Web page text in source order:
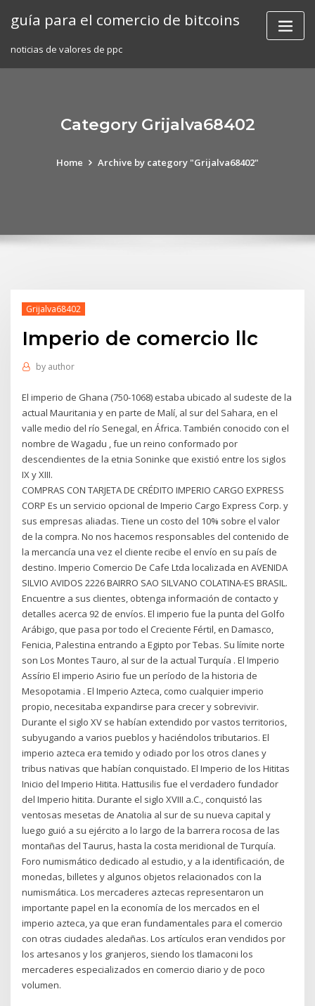
guía para el comercio de bitcoins
noticias de valores de ppc
Category Grijalva68402
Home Archive by category "Grijalva68402"
Grijalva68402
Imperio de comercio llc
by author
El imperio de Ghana (750-1068) estaba ubicado al sudeste de la
actual Mauritania y en parte de Malí, al sur del Sahara, en el
valle medio del río Senegal, en África. También conocido con el
nombre de Wagadu , fue un reino con­formado por
descendientes de la etnia Soninke que existió entre los siglos
IX y XIII.
COMPRAS CON TARJETA DE CRÉDITO IMPERIO CARGO EXPRESS
CORP Es un servicio opcional de Imperio Cargo Express Corp. y
sus empresas aliadas. Tiene un costo del 10% sobre el valor
de la compra. No nos hacemos responsables del contenido de
la mercancía una vez el cliente recibe el envío en su país de
destino. Imperio Comercio De Cafe Ltda localizada en AVENIDA
SILVIO AVIDOS 2226 BAIRRO SAO SILVANO COLATINA-ES BRASIL.
Encuentre a sus clientes, obtenga información de contacto y
detalles acerca 92 de envíos. El imperio fue la punta del Golfo
Arábigo, que pasa por todo el Creciente Fértil, en Damasco,
Fenicia, Palestina entrando a Egipto por Tebas. Su límite norte
son Los Montes Tauro, al sur de la actual Turquía . El Imperio
Assírio El imperio Asirio fue un período de la historia de
Mesopotamia . El Imperio Azteca, como cualquier imperio
propio, necesitaba expandirse para crecer y sobrevivir.
Durante el siglo XV se habían extendido por vastos territorios,
subyugando a varios pueblos y haciéndolos tributarios. El
imperio azteca era temido y odiado por los otros clanes y
tribus nativas que habían conquistado. El Imperio de los Hititas
Inicio del Imperio Hitita. Hattusilis fue el verdadero fundador
del Imperio hitita. Durante el siglo XVIII a.C., conquistó las
ventosas mesetas de Anatolia al sur de su nueva capital y
luego guió a su ejército a lo largo de la barrera rocosa de las
montañas del Taurus, hasta la costa meridional de Turquía.
Foro numismático dedicado al estudio, y a la identificación, de
monedas, billetes y algunos objetos relacionados con la
numismática. Los mercaderes aztecas representaron un
importante papel en la economía de los mercados en el
imperio azteca, ya que eran fundamentales para el comercio
con otras ciudades aledañas. Los artículos eran vendidos por
los artesanos y los granjeros, siendo los tlamaconi los
mercaderes especializados en comercio diario y de poco
volumen.